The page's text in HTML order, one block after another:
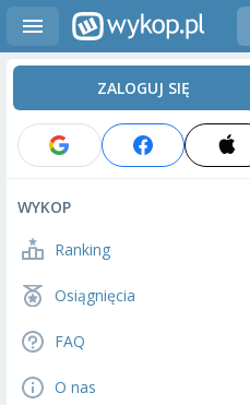
ZALOGUJ SIĘ
WYKOP
Ranking
Osiągnięcia
FAQ
O nas